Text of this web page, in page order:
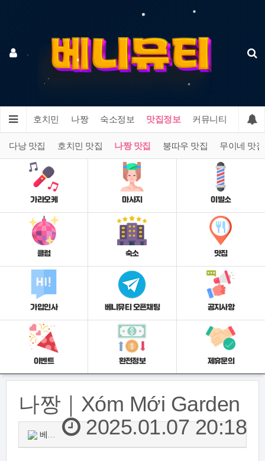
다낭 호치민 나짱 숙소정보 맛집정보 커뮤니티
다낭 맛집 호치민 맛집 나짱 맛집 붕따우 맛집 무이네 맛집
가라오케 마사지 이발소
클럽 숙소 맛집
가입인사 베니뮤티 오픈채팅 공지사항
이벤트 환전정보 제휴문의
나짱｜Xóm Mới Garden
2025.01.07 20:18
베니뮤티 0 264